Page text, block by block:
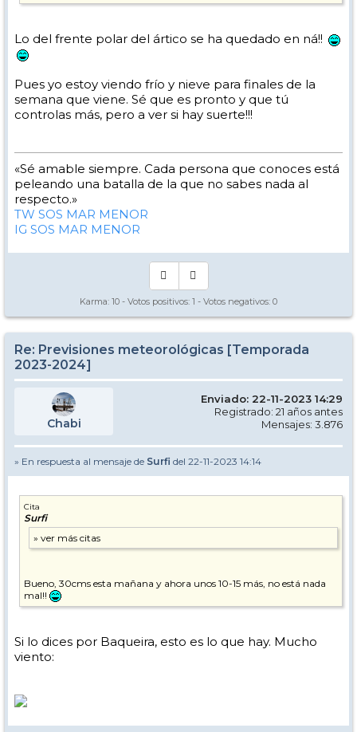
Lo del frente polar del ártico se ha quedado en ná!!
Pues yo estoy viendo frío y nieve para finales de la
semana que viene. Sé que es pronto y que tú
controlas más, pero a ver si hay suerte!!!
«Sé amable siempre. Cada persona que conoces está
peleando una batalla de la que no sabes nada al
respecto.»
TW SOS MAR MENOR
IG SOS MAR MENOR
Karma: 10 - Votos positivos: 1 - Votos negativos: 0
Re: Previsiones meteorológicas [Temporada
2023-2024]
Chabi
Enviado: 22-11-2023 14:29
Registrado: 21 años antes
Mensajes: 3.876
» En respuesta al mensaje de Surfi del 22-11-2023 14:14
Cita
Surfi
Bueno, 30cms esta mañana y ahora unos 10-15 más, no está nada
mal!!
Si lo dices por Baqueira, esto es lo que hay. Mucho
viento: